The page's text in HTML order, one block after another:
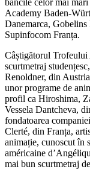
Academy Baden-
Danemarca,
Supinfocom Franța.
Câștigătorul Trofeului
scurtmetraj
Renoldner, din
unor programe de
profil ca Hiroshima,
Vessela Dantcheva,
fondatoarea
Clerté, din Franța,
animație, cunoscut în
américaine
mai bun scurtmetraj